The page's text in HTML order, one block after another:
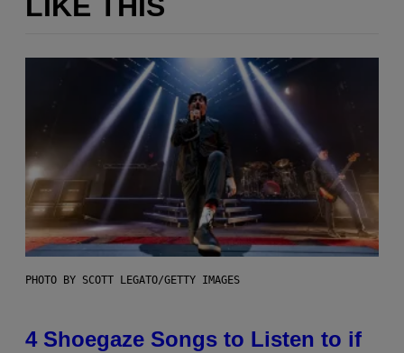
PHOTO BY SCOTT LEGATO/GETTY IMAGES
4 Shoegaze Songs to Listen to if